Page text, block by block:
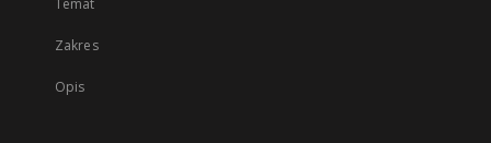
Temat
Zakres
Opis